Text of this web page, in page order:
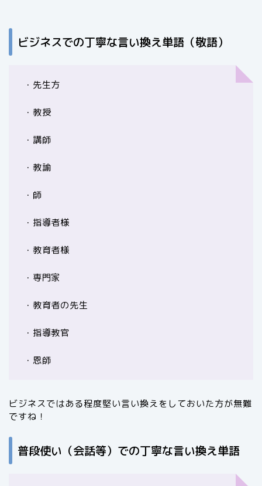
ビジネスでの丁寧な言い換え単語（敬語）
・先生方
・教授
・講師
・教諭
・師
・指導者様
・教育者様
・専門家
・教育者の先生
・指導教官
・恩師
ビジネスではある程度堅い言い換えをしておいた方が無難
ですね！
普段使い（会話等）での丁寧な言い換え単語